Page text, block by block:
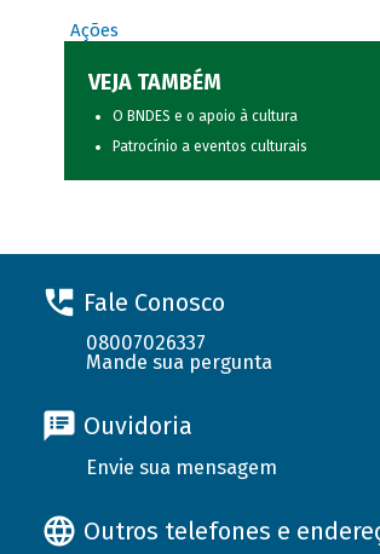
Ações
VEJA TAMBÉM
O BNDES e o apoio à cultura
Patrocínio a eventos culturais
Fale Conosco
08007026337
Mande sua pergunta
Ouvidoria
Envie sua mensagem
Outros telefones e